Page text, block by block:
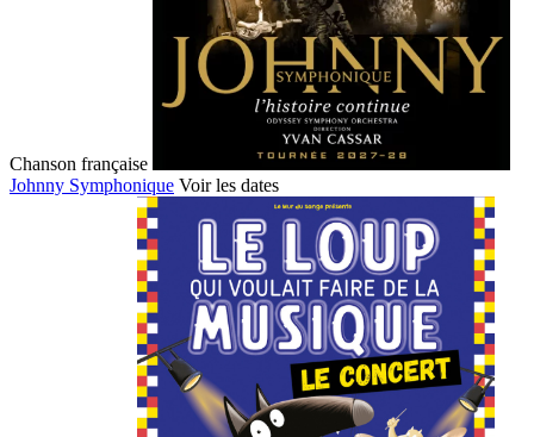
Chanson française
Johnny Symphonique Voir les dates